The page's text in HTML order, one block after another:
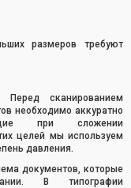
размеров требуют
Перед сканированием
необходимо аккуратно
при сложении
целей мы используем
давления.
документов, которые
В типографии